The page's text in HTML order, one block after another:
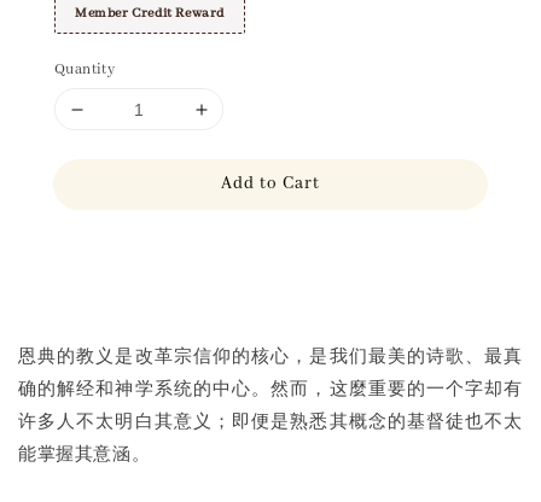
Member Credit Reward
Quantity
Add to Cart
恩典的教义是改革宗信仰的核心，是我们最美的诗歌、最真
确的解经和神学系统的中心。然而，这麼重要的一个字却有
许多人不太明白其意义；即便是熟悉其概念的基督徒也不太
能掌握其意涵。